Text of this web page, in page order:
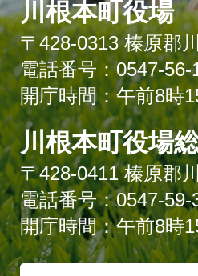
川根本町役場
〒428-0313 榛原郡
電話番号：0547-56-
開庁時間：午前8時
川根本町役場
〒428-0411 榛原郡
電話番号：0547-59-
開庁時間：午前8時